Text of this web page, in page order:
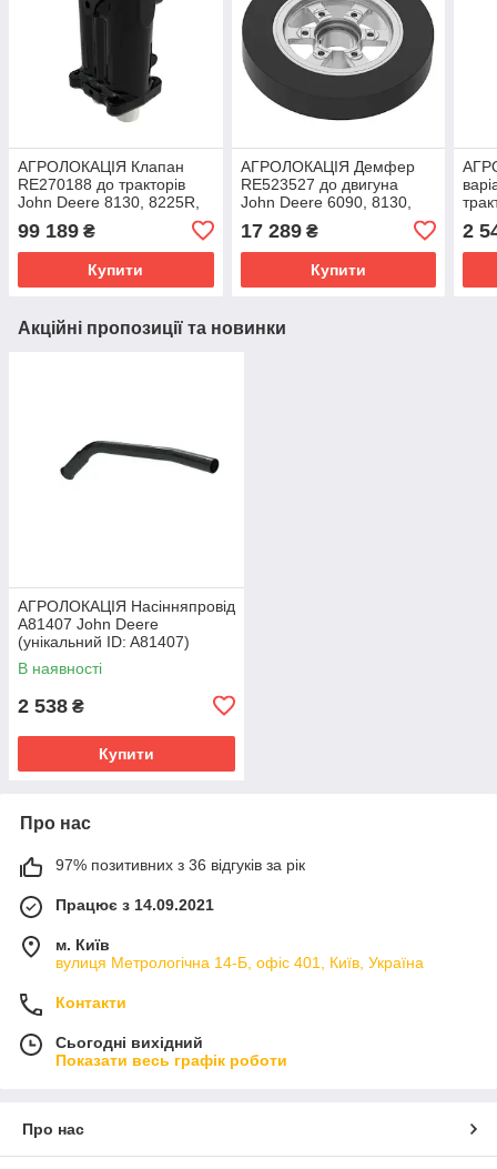
АГРОЛОКАЦІЯ Клапан
RE270188 до тракторів
John Deere 8130, 8225R,
8230, 8245R, 8270R, 8430,
8330, 8530
99 189 ₴
Купити
АГРОЛОКАЦІЯ Демфер
RE523527 до двигуна
John Deere 6090, 8130,
8225R, 8230, 8330 REMAN
(унікальний ID:
17 289₴
Купити
2
Акційні пропозиції та новинки
АГРОЛОКАЦІЯ Насінняпровід
A81407 John Deere
(унікальний ID: A81407)
В наявності
2 538 ₴
Купити
Про нас
97% позитивних з 36 відгуків за рік
Працює з 14.09.2021
м. Київ
вулиця Метрологічна 14-Б, офіс 401, Київ, Україна
Контакти
Сьогодні вихідний
Показати весь графік роботи
Про нас